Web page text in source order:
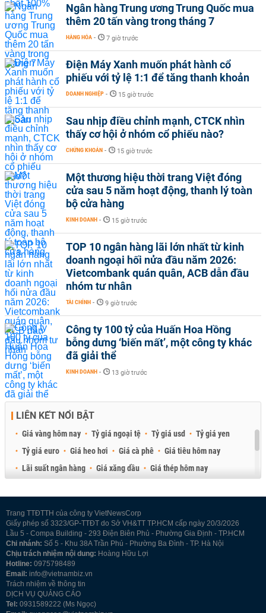
Ngân hàng Trung ương Trung Quốc mua
thêm 20 tấn vàng trong tháng 7
HÀNG HÓA - 7 giờ trước
Điện Máy Xanh muốn phát hành cổ
phiếu với tỷ lệ 1:1 để tăng thanh khoản
DOANH NGHIỆP - 15 giờ trước
Sau nhịp điều chỉnh mạnh, CTCK nhìn
thấy cơ hội ở nhóm cổ phiếu nào?
CHỨNG KHOÁN - 15 giờ trước
Một thương hiệu thời trang Việt đóng
cửa sau 5 năm hoạt động, thanh lý toàn
bộ cửa hàng
KINH DOANH - 15 giờ trước
TOP 10 ngân hàng lãi lớn nhất từ kinh
doanh ngoại hối nửa đầu năm 2026:
Vietcombank quán quân, ACB dẫn đầu
nhóm tư nhân
TÀI CHÍNH - 9 giờ trước
Công ty 100 tỷ của Huấn Hoa Hồng
bỗng dưng ‘biến mất’, một công ty khác
đã giải thể
KINH DOANH - 13 giờ trước
LIÊN KẾT NỔI BẬT
Giá vàng hôm nay Tỷ giá ngoại tệ Tỷ giá usd
Tỷ giá yen
Tỷ giá euro
Giá heo hơi Giá cà phê
Giá tiêu hôm nay
Lãi suất ngân hàng
Giá xăng dầu
Giá thép hôm nay
Trang TTĐTTH của công ty VietNewsCorp
Giấy phép số 3323/GP-TTĐT do Sở VH&TT TP.HCM cấp ngày 20/3/2026
Lầu 5 - Compa Building - 293 Điện Biên Phủ - Phường Gia Định - TP.HCM
Chi nhánh: Số 5 - Khu 38A Trần Phú - Phường Ba Đình - TP. Hà Nội
Chịu trách nhiệm nội dung: Hoàng Hữu Lợi
Hotline: 0975798489
Email: info@vietnambiz.vn
Trách nhiệm về thông tin
DỊCH VỤ QUẢNG CÁO
Tel: 0931589222 (Ms Ngọc)